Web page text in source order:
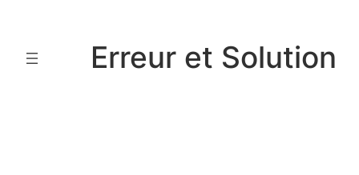
contenu
Erreur et Solution